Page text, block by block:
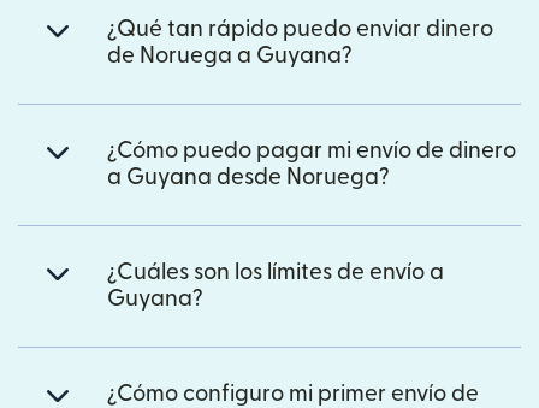
¿Qué tan rápido puedo enviar dinero
de Noruega a Guyana?
¿Cómo puedo pagar mi envío de dinero
a Guyana desde Noruega?
¿Cuáles son los límites de envío a
Guyana?
¿Cómo configuro mi primer envío de